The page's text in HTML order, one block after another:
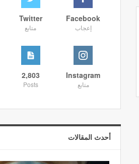
Facebook
إعجاب
Twitter
متابع
Instagram
متابع
2,803
Posts
أحدث المقالات